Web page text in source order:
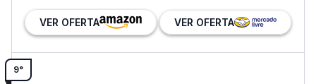
VER OFERTA VER OFERTA
9°